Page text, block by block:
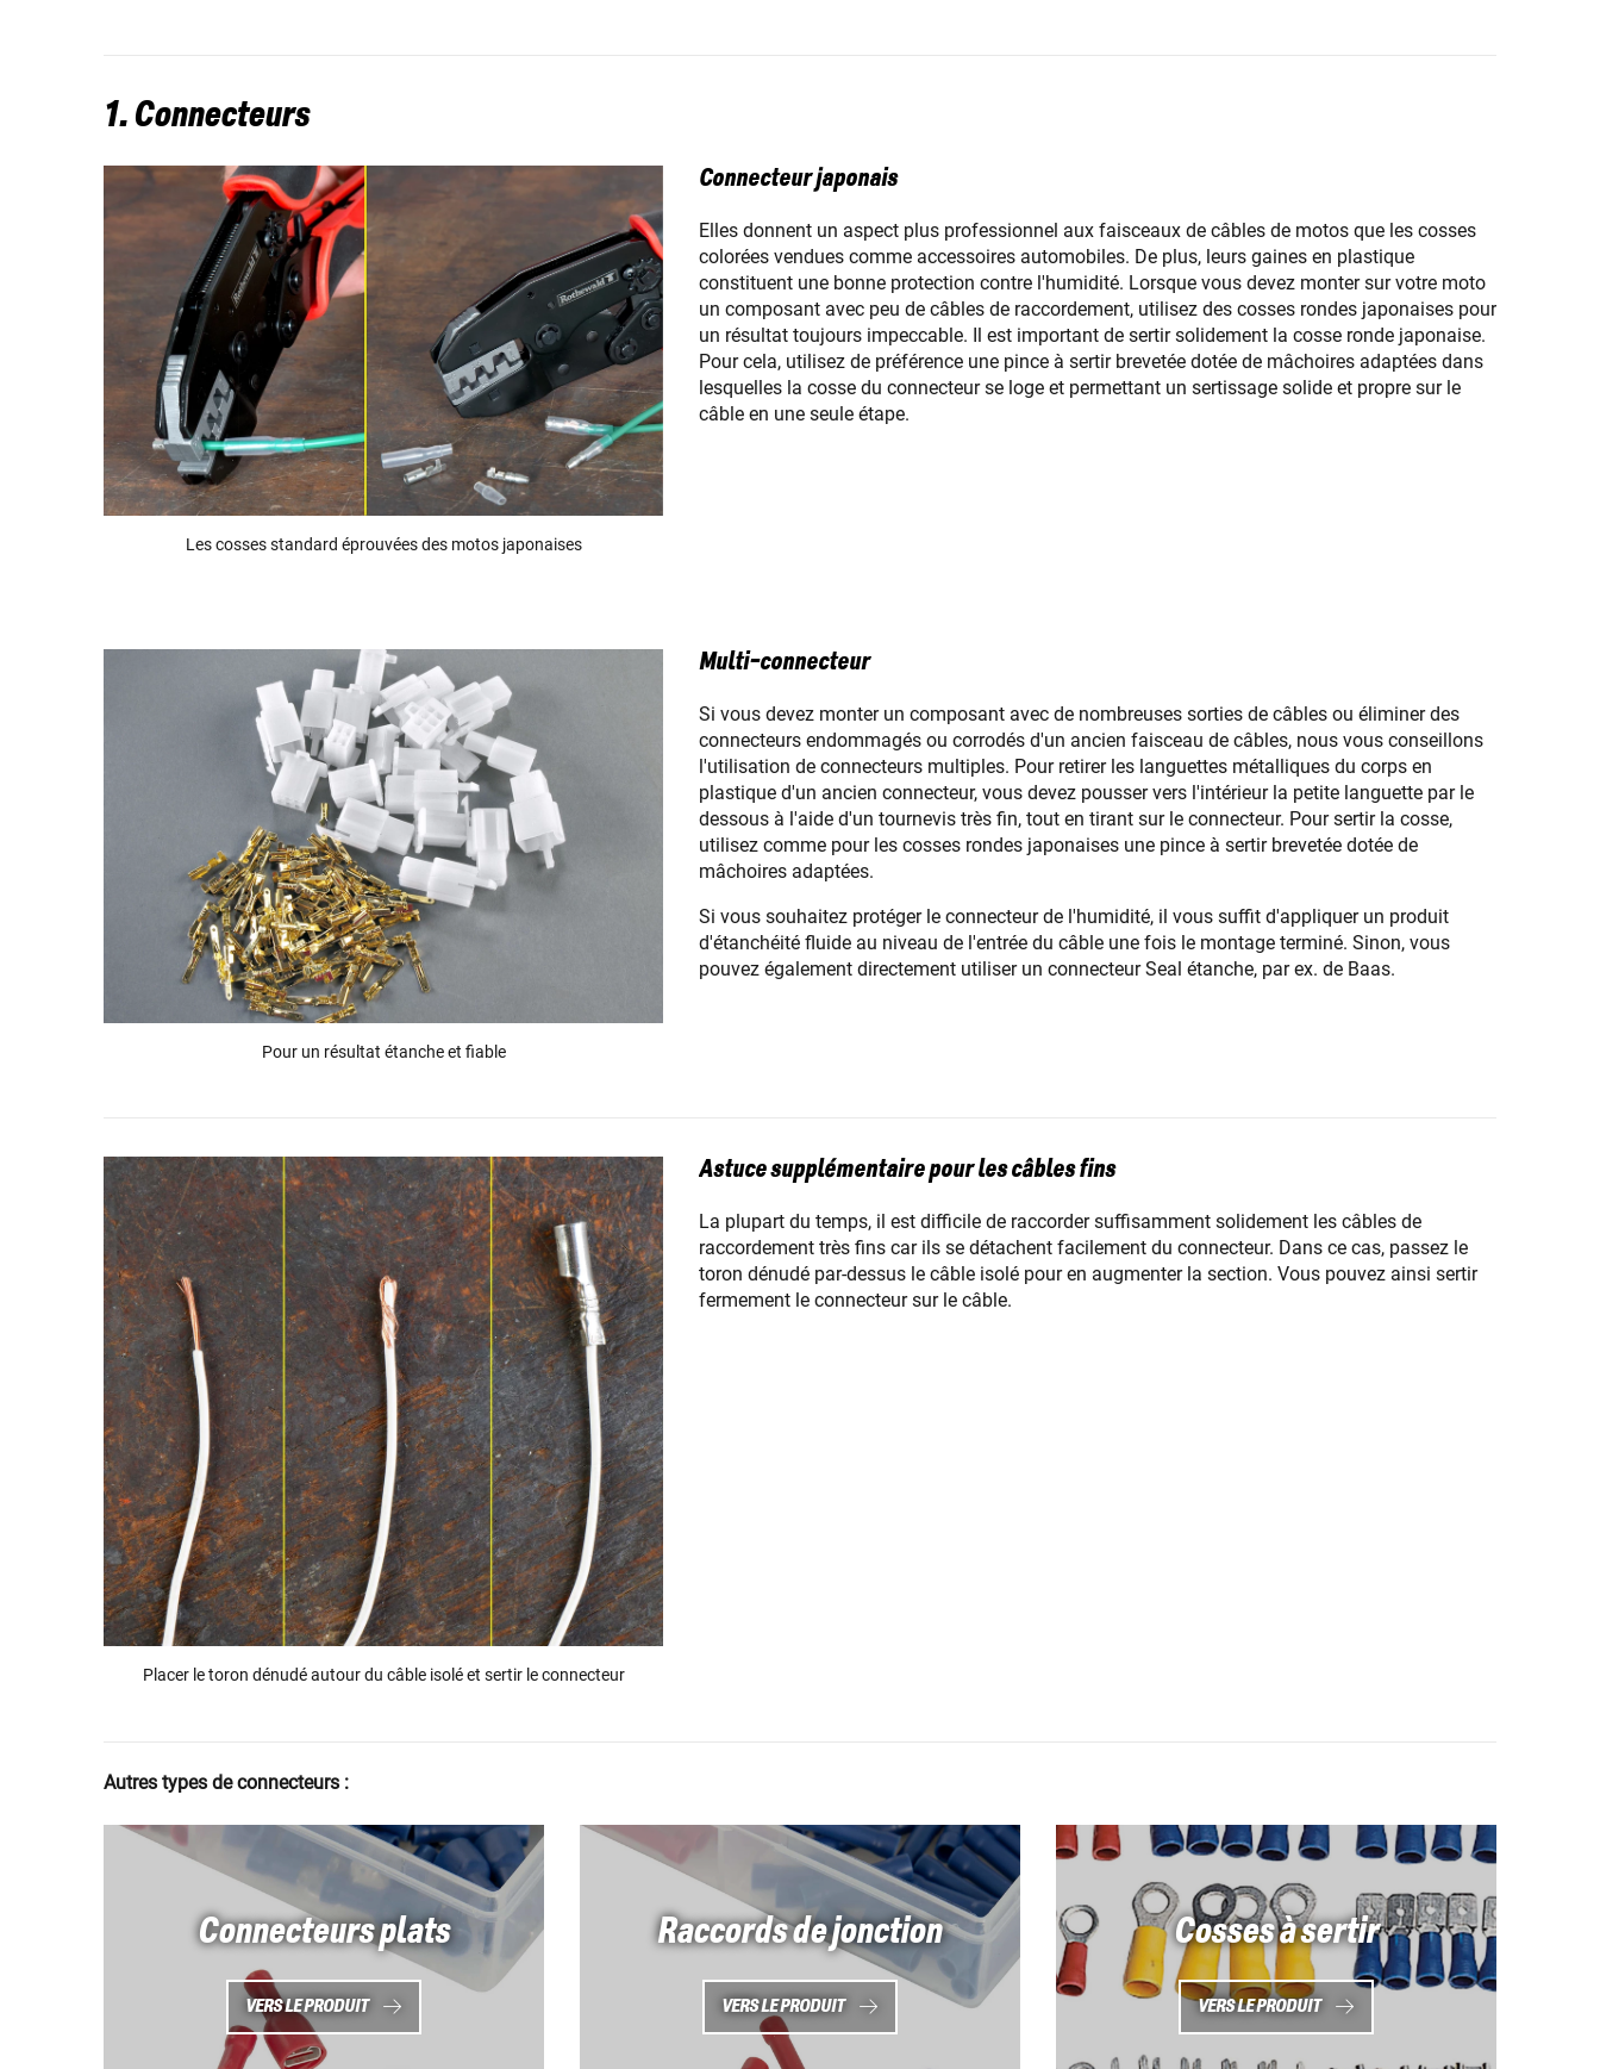
1. Connecteurs
Les cosses standard éprouvées des motos japonaises
Connecteur japonais
Elles donnent un aspect plus professionnel aux faisceaux de câbles de motos que les cosses
colorées vendues comme accessoires automobiles. De plus, leurs gaines en plastique
constituent une bonne protection contre l'humidité. Lorsque vous devez monter sur votre moto
un composant avec peu de câbles de raccordement, utilisez des cosses rondes japonaises pour
un résultat toujours impeccable. Il est important de sertir solidement la cosse ronde japonaise.
Pour cela, utilisez de préférence une pince à sertir brevetée dotée de mâchoires adaptées dans
lesquelles la cosse du connecteur se loge et permettant un sertissage solide et propre sur le
câble en une seule étape.
Pour un résultat étanche et fiable
Multi-connecteur
Si vous devez monter un composant avec de nombreuses sorties de câbles ou éliminer des
connecteurs endommagés ou corrodés d'un ancien faisceau de câbles, nous vous conseillons
l'utilisation de connecteurs multiples. Pour retirer les languettes métalliques du corps en
plastique d'un ancien connecteur, vous devez pousser vers l'intérieur la petite languette par le
dessous à l'aide d'un tournevis très fin, tout en tirant sur le connecteur. Pour sertir la cosse,
utilisez comme pour les cosses rondes japonaises une pince à sertir brevetée dotée de
mâchoires adaptées.
Si vous souhaitez protéger le connecteur de l'humidité, il vous suffit d'appliquer un produit
d'étanchéité fluide au niveau de l'entrée du câble une fois le montage terminé. Sinon, vous
pouvez également directement utiliser un connecteur Seal étanche, par ex. de Baas.
Placer le toron dénudé autour du câble isolé et sertir le connecteur
Astuce supplémentaire pour les câbles fins
La plupart du temps, il est difficile de raccorder suffisamment solidement les câbles de
raccordement très fins car ils se détachent facilement du connecteur. Dans ce cas, passez le
toron dénudé par-dessus le câble isolé pour en augmenter la section. Vous pouvez ainsi sertir
fermement le connecteur sur le câble.
Autres types de connecteurs :
Connecteurs plats
VERS LE PRODUIT
Raccords de jonction
VERS LE PRODUIT
Cosses à sertir
VERS LE PRODUIT